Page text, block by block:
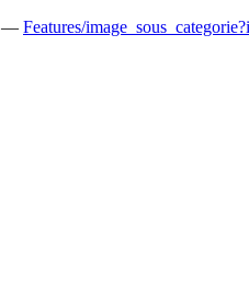
— Features/